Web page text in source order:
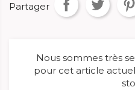
Partager
Nous sommes très
pour cet article